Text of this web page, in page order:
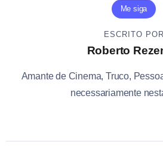
Me siga
ESCRITO POR
Roberto
Amante de Cinema, Truco,
necessariamente